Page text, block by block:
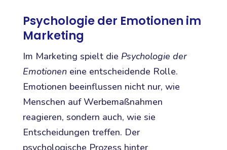
Psychologie der Emotionen im
Marketing
Im Marketing spielt die Psychologie der
Emotioneneine entscheidende Rolle.
Emotionen beeinflussen nicht nur, wie
Menschen auf Werbemaßnahmen
reagieren, sondern auch, wie sie
Entscheidungen treffen. Der
psychologische Prozess hinter